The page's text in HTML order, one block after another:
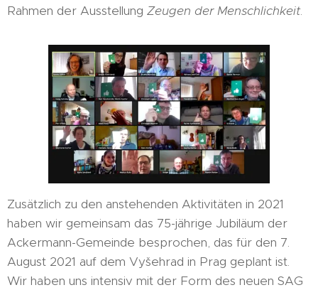
Rahmen der Ausstellung Zeugen der Menschlichkeit.
Zusätzlich zu den anstehenden Aktivitäten in 2021
haben wir gemeinsam das 75-jährige Jubiläum der
Ackermann-Gemeinde besprochen, das für den 7.
August 2021 auf dem Vyšehrad in Prag geplant ist.
Wir haben uns intensiv mit der Form des neuen SAG